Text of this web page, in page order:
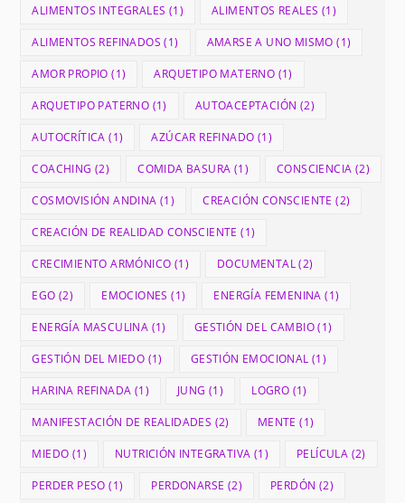
ALIMENTOS INTEGRALES (1) ALIMENTOS REALES (1)
ALIMENTOS REFINADOS (1) AMARSE A UNO MISMO (1)
AMOR PROPIO (1) ARQUETIPO MATERNO (1)
ARQUETIPO PATERNO (1) AUTOACEPTACIÓN (2)
AUTOCRÍTICA (1) AZÚCAR REFINADO (1)
COACHING (2) COMIDA BASURA (1) CONSCIENCIA (2)
COSMOVISIÓN ANDINA (1) CREACIÓN CONSCIENTE (2)
CREACIÓN DE REALIDAD CONSCIENTE (1)
CRECIMIENTO ARMÓNICO (1) DOCUMENTAL(2)
EGO (2) EMOCIONES (1) ENERGÍA FEMENINA (1)
ENERGÍA MASCULINA (1) GESTIÓN DEL CAMBIO(1)
GESTIÓN DEL MIEDO (1) GESTIÓN EMOCIONAL (1)
HARINA REFINADA (1) JUNG (1) LOGRO (1)
MANIFESTACIÓN DE REALIDADES (2) MENTE (1)
MIEDO (1) NUTRICIÓN INTEGRATIVA (1) PELÍCULA (2)
PERDER PESO (1) PERDONARSE (2) PERDÓN (2)